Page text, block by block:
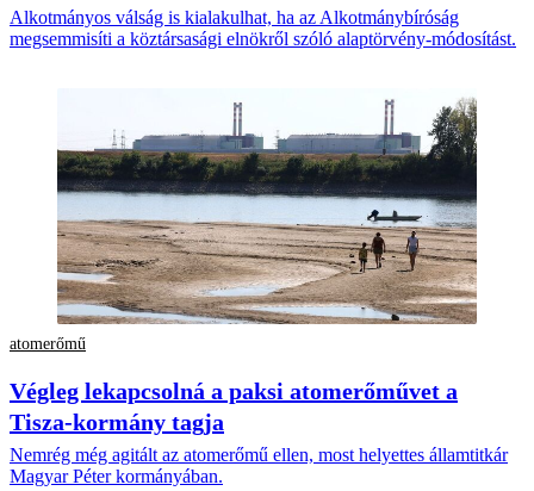
Alkotmányos válság is kialakulhat, ha az Alkotmánybíróság
megsemmisíti a köztársasági elnökről szóló alaptörvény-módosítást.
atomerőmű
Végleg lekapcsolná a paksi atomerőművet a
Tisza-kormány tagja
Nemrég még agitált az atomerőmű ellen, most helyettes államtitkár
Magyar Péter kormányában.